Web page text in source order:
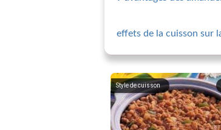
effets de la cuisson sur
Style de cuisson